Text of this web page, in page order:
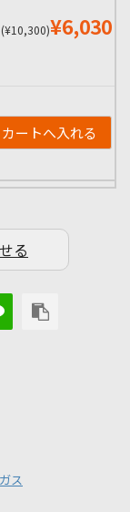
(¥10,300)¥6,030
る
ス